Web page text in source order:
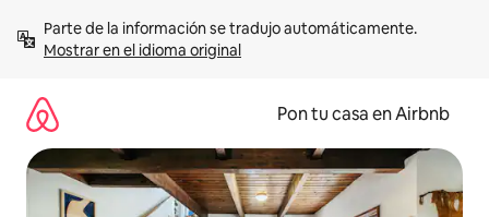
contenidoMostrar en el idioma original
Pon tu casa en Airbnb